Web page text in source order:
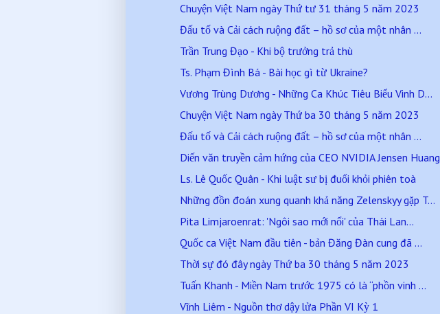
Chuyện Việt Nam ngày Thứ tư 31 tháng 5 năm 2023
Đấu tố và Cải cách ruộng đất – hồ sơ của một nhân ...
Trần Trung Đạo - Khi bộ trưởng trả thù
Ts. Phạm Đình Bá - Bài học gì từ Ukraine?
Vương Trùng Dương - Những Ca Khúc Tiêu Biểu Vinh D...
Chuyện Việt Nam ngày Thứ ba 30 tháng 5 năm 2023
Đấu tố và Cải cách ruộng đất – hồ sơ của một nhân ...
Diến văn truyền cảm hứng của CEO NVIDIA Jensen Huang
Ls. Lê Quốc Quân - Khi luật sư bị đuổi khỏi phiên toà
Những đồn đoán xung quanh khả năng Zelenskyy gặp T...
Pita Limjaroenrat: 'Ngôi sao mới nổi' của Thái Lan...
Quốc ca Việt Nam đầu tiên - bản Đăng Đàn cung đã ...
Thời sự đó đây ngày Thứ ba 30 tháng 5 năm 2023
Tuấn Khanh - Miền Nam trước 1975 có là “phồn vinh ...
Vĩnh Liêm - Nguồn thơ dậy lửa Phần VI Kỳ 1